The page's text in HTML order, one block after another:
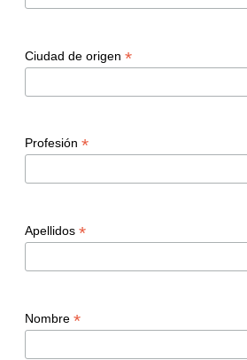
Ciudad de origen *
Profesión *
Apellidos *
Nombre *